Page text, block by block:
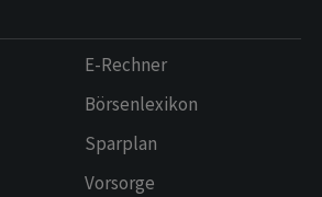
E-Rechner
Börsenlexikon
Sparplan
Vorsorge